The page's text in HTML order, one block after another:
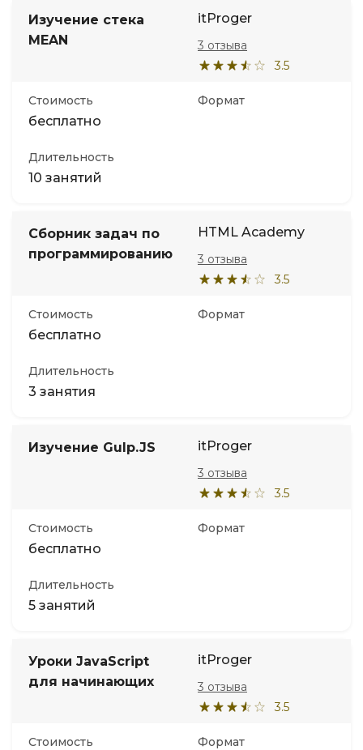
Изучение стека
MEAN
itProger
3.5
3 отзыва
Стоимость
бесплатно
Формат
Длительность
10 занятий
Сборник задач по
программированию
HTML Academy
3.5
3 отзыва
Стоимость
бесплатно
Формат
Длительность
3 занятия
Изучение Gulp.JS itProger
3.5
3 отзыва
Стоимость
бесплатно
Формат
Длительность
5 занятий
Уроки JavaScript
для начинающих
itProger
3.5
3 отзыва
Стоимость Формат